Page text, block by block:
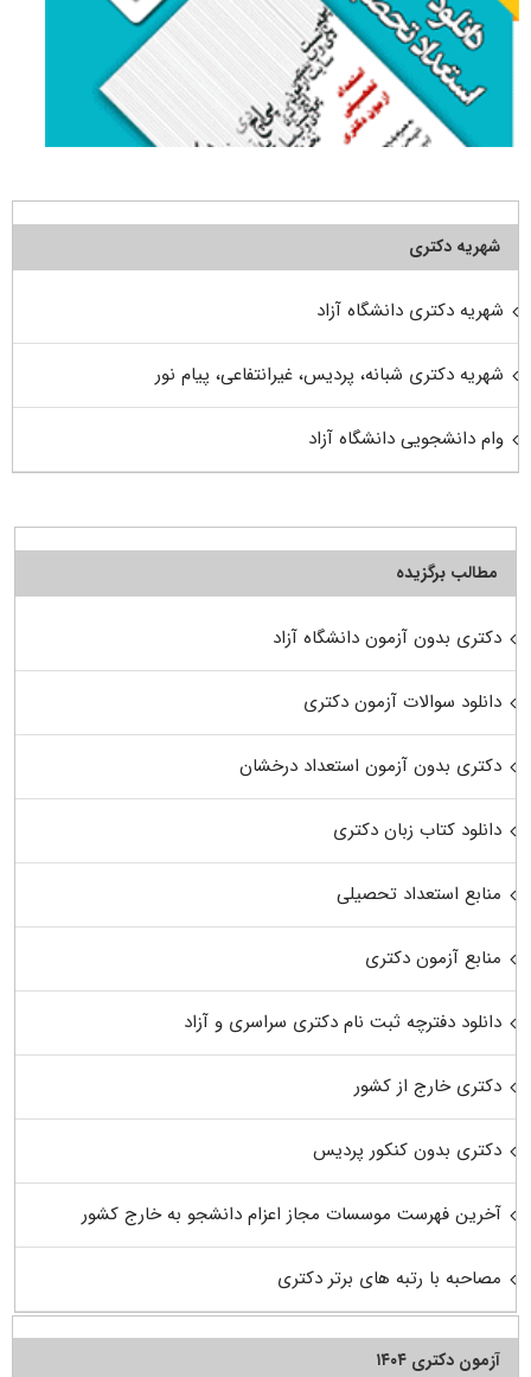
شهریه دکتری
شهریه دکتری دانشگاه آزاد
شهریه دکتری شبانه، پردیس، غیرانتفاعی، پیام نور
وام دانشجویی دانشگاه آزاد
مطالب برگزیده
دکتری بدون آزمون دانشگاه آزاد
دانلود سوالات آزمون دکتری
دکتری بدون آزمون استعداد درخشان
دانلود کتاب زبان دکتری
منابع استعداد تحصیلی
منابع آزمون دکتری
دانلود دفترچه ثبت نام دکتری سراسری و آزاد
دکتری خارج از کشور
دکتری بدون کنکور پردیس
آخرین فهرست موسسات مجاز اعزام دانشجو به خارج کشور
مصاحبه با رتبه های برتر دکتری
آزمون دکتری ۱۴۰۴